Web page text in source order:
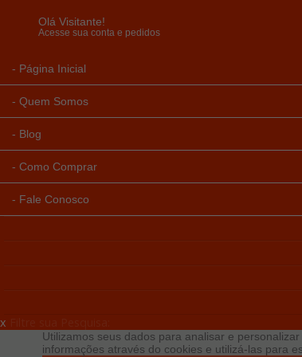
Olá Visitante!
Acesse sua conta e pedidos
Página Inicial
Quem Somos
Blog
Como Comprar
Fale Conosco
x
Utilizamos seus dados para analisar e
informações através do cookies e utilizá-las para